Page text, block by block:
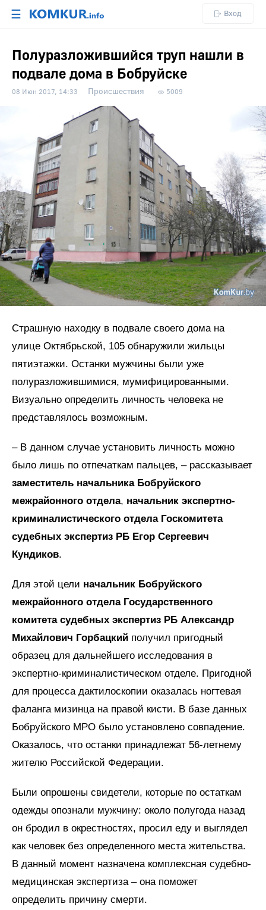
☰ Вход
Полуразложившийся труп нашли в
подвале дома в Бобруйске
08 Июн 2017, 14:33 Происшествия 5009
Страшную находку в подвале своего дома на
улице Октябрьской, 105 обнаружили жильцы
пятиэтажки. Останки мужчины были уже
полуразложившимися, мумифицированными.
Визуально определить личность человека не
представлялось возможным.
– В данном случае установить личность можно
было лишь по отпечаткам пальцев, – рассказывает
заместитель начальника Бобруйского
межрайонного отдела, начальник экспертно-
криминалистического отдела Госкомитета
судебных экспертиз РБ Егор Сергеевич
Кундиков.
Для этой цели начальник Бобруйского
межрайонного отдела Государственного
комитета судебных экспертиз РБ Александр
Михайлович Горбацкий получил пригодный
образец для дальнейшего исследования в
экспертно-криминалистическом отделе. Пригодной
для процесса дактилоскопии оказалась ногтевая
фаланга мизинца на правой кисти. В базе данных
Бобруйского МРО было установлено совпадение.
Оказалось, что останки принадлежат 56-летнему
жителю Российской Федерации.
Были опрошены свидетели, которые по остаткам
одежды опознали мужчину: около полугода назад
он бродил в окрестностях, просил еду и выглядел
как человек без определенного места жительства.
В данный момент назначена комплексная судебно-
медицинская экспертиза – она поможет
определить причину смерти.